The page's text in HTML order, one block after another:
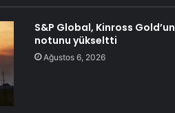
S&P Global, Kinross Gold’un
notunu yükseltti
Ağustos 6, 2026